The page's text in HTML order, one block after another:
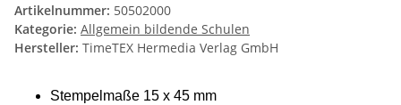
Artikelnummer: 50502000
Kategorie: Allgemein bildende Schulen
Hersteller: TimeTEX Hermedia Verlag GmbH
Stempelmaße 15 x 45 mm